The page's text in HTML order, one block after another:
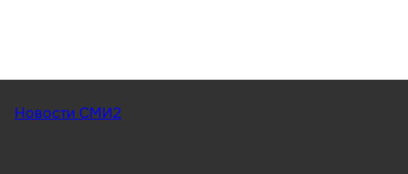
Новости СМИ2